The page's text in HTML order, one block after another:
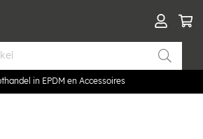
in EPDM en Accessoires